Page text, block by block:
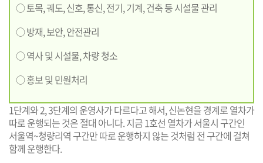
○ 토목, 궤도, 신호, 통신, 전기, 기계, 건축 등 시설물 관리
○ 방재, 보안, 안전관리
○ 역사 및 시설물, 차량 청소
○ 홍보 및 민원처리
1단계와 2, 3단계의 운영사가 다르다고 해서, 신논현을 경계로 열차가
따로 운행되는 것은 절대 아니다. 지금 1호선 열차가 서울시 구간인
서울역~청량리역 구간만 따로 운행하지 않는 것처럼 전 구간에 걸쳐
함께 운행한다.